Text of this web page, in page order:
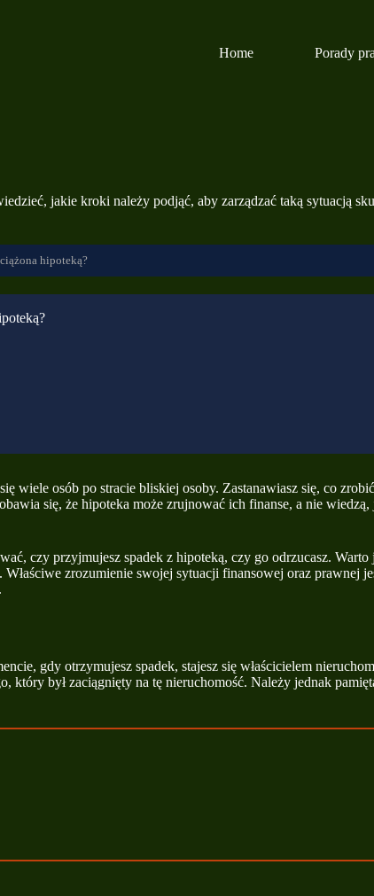
Home
Porady
jakie kroki należy podjąć, aby zarządzać taką sytuacją
hipoteką?
wiele osób po stracie bliskiej osoby. Zastanawiasz się, co
się, że hipoteka może zrujnować ich finanse, a nie
czy przyjmujesz spadek z hipoteką, czy go odrzucasz.
zrozumienie swojej sytuacji finansowej oraz prawnej
.
gdy otrzymujesz spadek, stajesz się właścicielem
który był zaciągnięty na tę nieruchomość. Należy jednak